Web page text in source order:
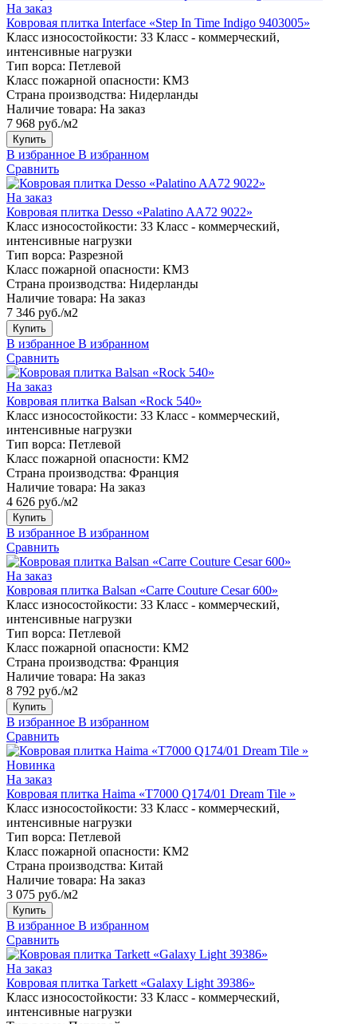
На заказ
Ковровая плитка Interface «Step In Time Indigo 9403005»
Класс износостойкости: 33 Класс - коммерческий,
интенсивные нагрузки
Тип ворса: Петлевой
Класс пожарной опасности: КМ3
Страна производства: Нидерланды
Наличие товара: На заказ
7 968 руб./м2
Купить
В избранное В избранном
Сравнить
На заказ
Ковровая плитка Desso «Palatino AA72 9022»
Класс износостойкости: 33 Класс - коммерческий,
интенсивные нагрузки
Тип ворса: Разрезной
Класс пожарной опасности: КМ3
Страна производства: Нидерланды
Наличие товара: На заказ
7 346 руб./м2
Купить
В избранное В избранном
Сравнить
На заказ
Ковровая плитка Balsan «Rock 540»
Класс износостойкости: 33 Класс - коммерческий,
интенсивные нагрузки
Тип ворса: Петлевой
Класс пожарной опасности: КМ2
Страна производства: Франция
Наличие товара: На заказ
4 626 руб./м2
Купить
В избранное В избранном
Сравнить
На заказ
Ковровая плитка Balsan «Carre Couture Cesar 600»
Класс износостойкости: 33 Класс - коммерческий,
интенсивные нагрузки
Тип ворса: Петлевой
Класс пожарной опасности: КМ2
Страна производства: Франция
Наличие товара: На заказ
8 792 руб./м2
Купить
В избранное В избранном
Сравнить
Новинка
На заказ
Ковровая плитка Haima «T7000 Q174/01 Dream Tile »
Класс износостойкости: 33 Класс - коммерческий,
интенсивные нагрузки
Тип ворса: Петлевой
Класс пожарной опасности: КМ2
Страна производства: Китай
Наличие товара: На заказ
3 075 руб./м2
Купить
В избранное В избранном
Сравнить
На заказ
Ковровая плитка Tarkett «Galaxy Light 39386»
Класс износостойкости: 33 Класс - коммерческий,
интенсивные нагрузки